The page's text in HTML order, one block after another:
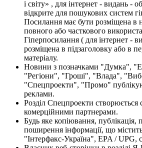
і світу» , для інтернет - видань -
відкрите для пошукових систем
Посилання має бути розміщена в
повного або часткового
Гіперпосилання ( для інтернет -
розміщена в підзаголовку або в
матеріалу.
Новини з позначками "Думка",
"Регіони", "Гроші", "Влада",
"Спецпроекти", "Промо"
реклами.
Розділ Спецпроекти створюється
комерційними партнерами.
Будь яке копіювання, публікація,
поширення інформації, що
"Інтерфакс-Україна", EPA / UPG,